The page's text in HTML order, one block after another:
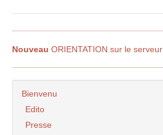
Nouveau ORIENTATION sur le serveur
Bienvenu
Edito
Presse